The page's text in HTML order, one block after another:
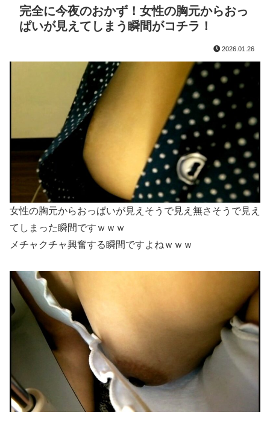
めるる似のA●女優 前田美波、妹と勘違いされるｗｗｗ
【速報】 専門家「イオンモール熊本の爆心地に”こんなもの”があったんだけど…」
【悲報】Google、Geminiが大赤字ｗｗｗｗｗｗｗｗｗ
【成年漫画】女子大生調教日誌〜涼子〜
【戦慄】いまだに続いていると聞いてビビる漫画「ながされて藍蘭島」「咲」「らき☆すた」ｗｗｗｗｗｗｗｗｗｗ
【エロ同人】黒ギャルコス売り子のコスプレご奉仕セックス
坂本龍馬とかいう実は単なる一般人
静岡県←こいつ強すぎない？
【画像】 車中泊女子、盗撮されるｗｗｗ
【画像】 真夏日のプール、ガチで最高すぎｗｗｗｗｗｗｗｗｗｗ
韓国代表、コートジボワールに0対4で完敗＝韓国の反応
海外「全部日本の真似だったのか…」 日本の普通のテレビ番組が最新SNSの数十年先を行っていたと話題に
【2/2】 妻が不倫相手の子を産んだ。妻は私が知らないと思っている。遠方のため会うのは年に数回程度だが、今も不倫相手とは切れていない。そしてまもなく妻は不倫相手に会いに行く…
韓国人「残酷だった日帝強占期前後の写真を見てみよう」
★【ワートリ】今月第262話「遠征選抜試験Ⅱ⑤」【最新話コメント用】
【画像】 ジオン兵「キャノン担いだデブ？近接は無理だろ（笑）」→
ヌードデッサンの犯人
【韓日共同調査】 「日本に良い印象」の韓国人54.3％ 13年以降で最高に 日本人の韓国好感度は35.3％
ダイソーの220円のUSBケーブルが3ヶ月でダメになったんやが
完全に今夜のおかず！女性の胸元からおっ
ぱいが見えてしまう瞬間がコチラ！
2026.01.26
女性の胸元からおっぱいが見えそうで見え無さそうで見え
てしまった瞬間ですｗｗｗ
メチャクチャ興奮する瞬間ですよねｗｗｗ